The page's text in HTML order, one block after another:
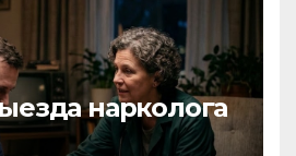
нарколога